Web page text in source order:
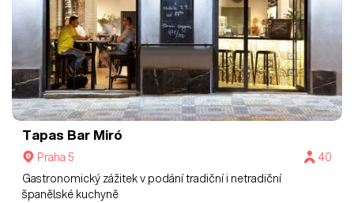
Tapas Bar Miró
Praha 5
40
Gastronomický zážitek v podání tradiční i netradiční
španělské kuchyně